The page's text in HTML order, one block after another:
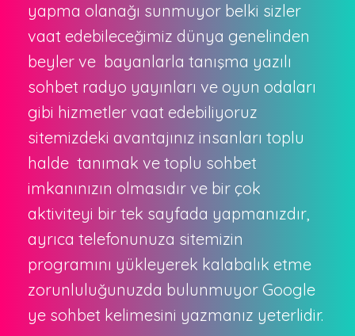
yapma olanağı sunmuyor belki sizler
vaat edebileceğimiz dünya genelinden
beyler ve bayanlarla tanışma yazılı
sohbet radyo yayınları ve oyun odaları
gibi hizmetler vaat edebiliyoruz
sitemizdeki avantajınız insanları toplu
halde tanımak ve toplu sohbet
imkanınızın olmasıdır ve bir çok
aktiviteyi bir tek sayfada yapmanızdır,
ayrıca telefonunuza sitemizin
programını yükleyerek kalabalık etme
zorunluluğunuzda bulunmuyor Google
ye sohbet kelimesini yazmanız yeterlidir.